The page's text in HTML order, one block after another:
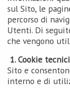
sul Sito, le
percorso di
Utenti. Di
che vengono
1. Cookie tecnici
Sito e
interno e di